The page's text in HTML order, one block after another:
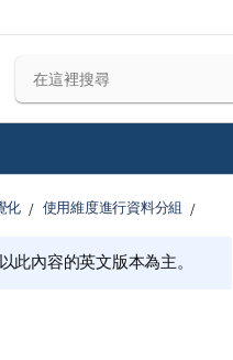
化 使用維度進行資料分組
此內容的英文版本為主。